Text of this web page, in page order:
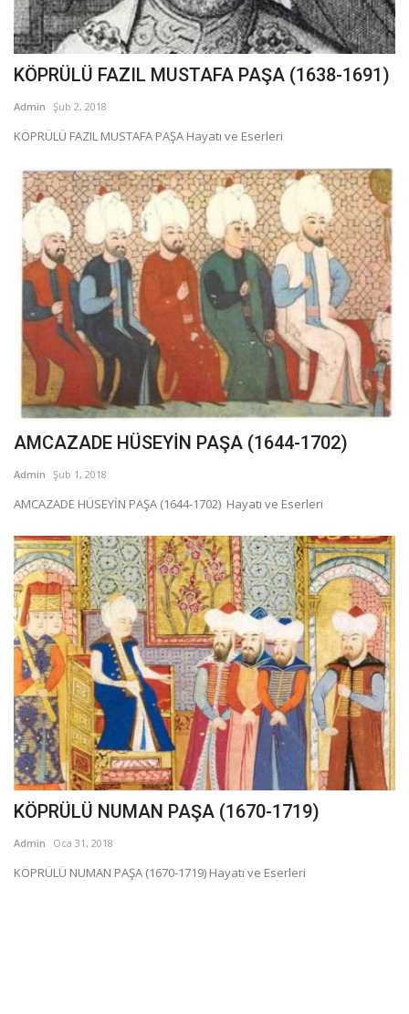
KÖPRÜLÜ FAZIL MUSTAFA PAŞA (1638-1691)
Admin Şub 2, 2018
KÖPRÜLÜ FAZIL MUSTAFA PAŞA Hayatı ve Eserleri
AMCAZADE HÜSEYİN PAŞA (1644-1702)
Admin Şub 1, 2018
AMCAZADE HÜSEYİN PAŞA (1644-1702) Hayatı ve Eserleri
KÖPRÜLÜ NUMAN PAŞA (1670-1719)
Admin Oca 31, 2018
KÖPRÜLÜ NUMAN PAŞA (1670-1719) Hayatı ve Eserleri